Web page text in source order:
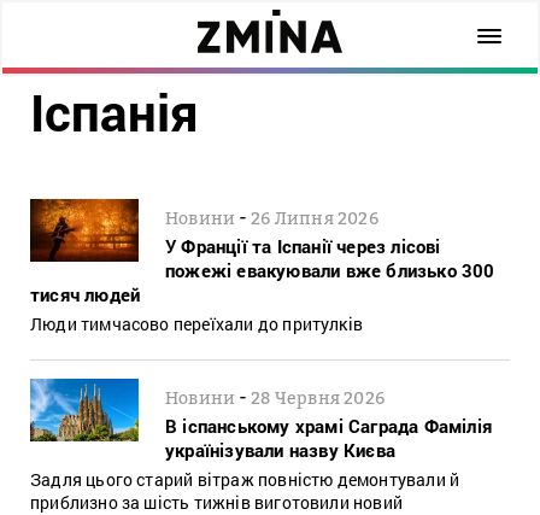
Іспанія
Новини -26 Липня 2026
У Франції та Іспанії через лісові
пожежі евакуювали вже близько 300
тисяч людей
Люди тимчасово переїхали до притулків
Новини -28 Червня 2026
В іспанському храмі Саграда Фамілія
українізували назву Києва
Задля цього старий вітраж повністю демонтували й
приблизно за шість тижнів виготовили новий